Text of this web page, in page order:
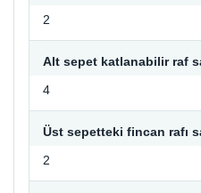
2
Alt sepet katlanabilir raf
4
Üst sepetteki fincan rafı
2